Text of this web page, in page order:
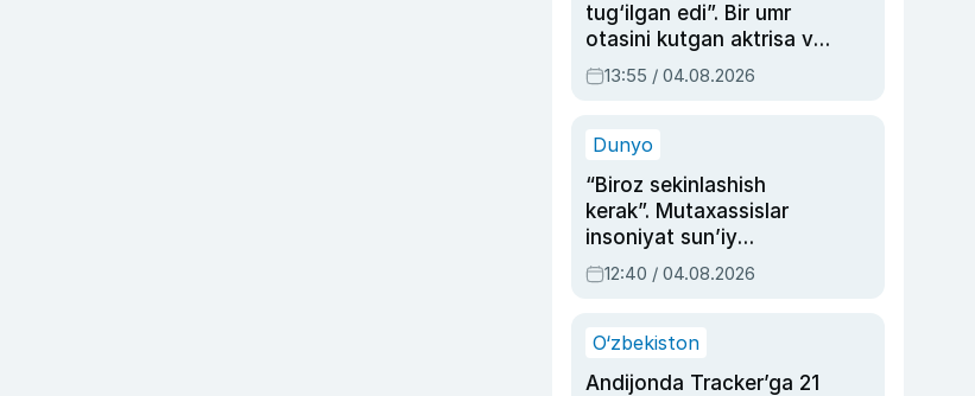
tug‘ilgan edi”. Bir umr
otasini kutgan aktrisa va
dublyaj ustasi Rimma
Ahmedovaning
13:55 / 04.08.2026
Dunyo
“Biroz sekinlashish
kerak”. Mutaxassislar
insoniyat sun’iy
intellektni boshqara
olmay qolishidan xavotir
12:40 / 04.08.2026
O‘zbekiston
Andijonda Tracker’ga 21